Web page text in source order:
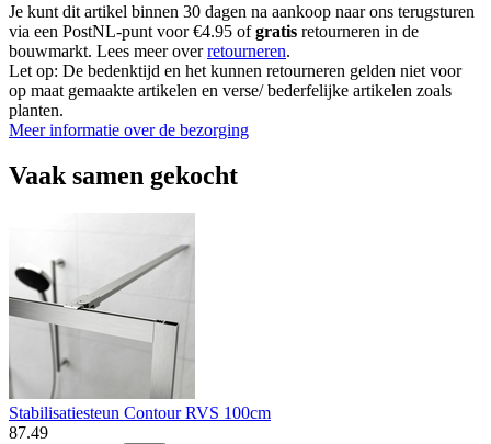
Je kunt dit artikel binnen 30 dagen na aankoop naar ons terugsturen
via een PostNL-punt voor €4.95 ofgratis retourneren in de
bouwmarkt. Lees meer overretourneren.
Let op: De bedenktijd en het kunnen retourneren gelden niet voor
op maat gemaakte artikelen en verse/ bederfelijke artikelen zoals
planten.
Meer informatie over de bezorging
Vaak samen gekocht
Stabilisatiesteun Contour RVS 100cm
87.49